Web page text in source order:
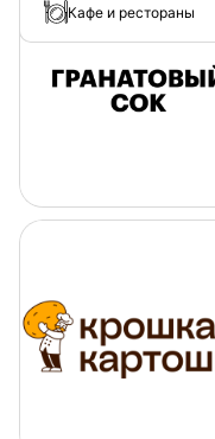
Кафе и рестораны